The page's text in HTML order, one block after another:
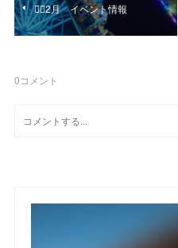
💁‍♀️2月 イベント情報
0コメント